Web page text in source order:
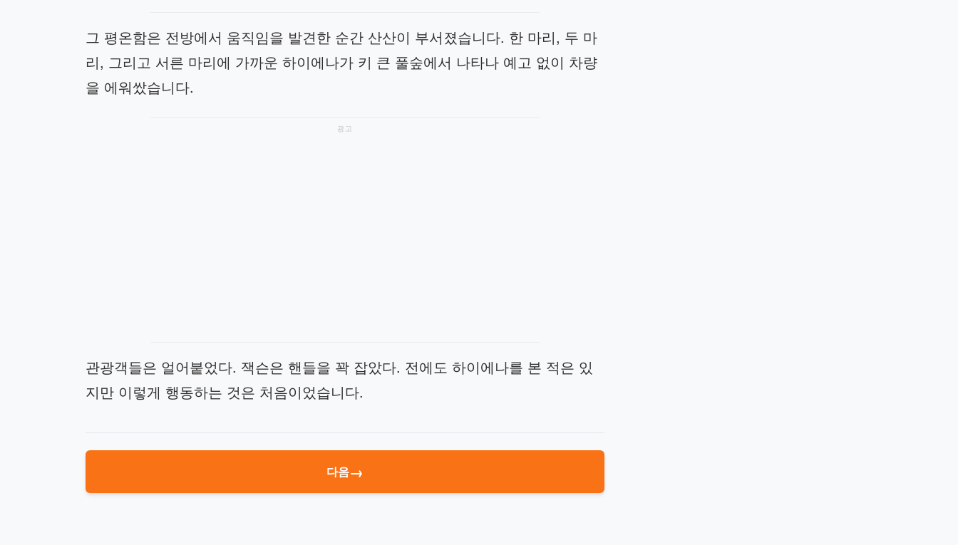
그 평온함은 전방에서 움직임을 발견한 순간 산산이 부서졌습니다. 한 마리, 두 마
리, 그리고 서른 마리에 가까운 하이에나가 키 큰 풀숲에서 나타나 예고 없이 차량
을 에워쌌습니다.
광고
관광객들은 얼어붙었다. 잭슨은 핸들을 꽉 잡았다. 전에도 하이에나를 본 적은 있
지만 이렇게 행동하는 것은 처음이었습니다.
다음→